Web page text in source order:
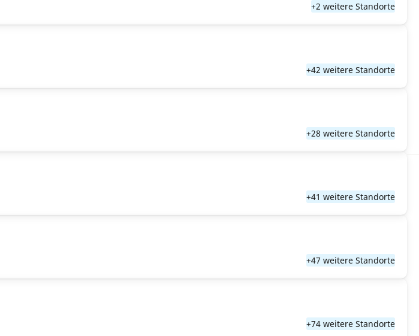
+2 weitere Standorte
+42 weitere Standorte
+28 weitere Standorte
+41 weitere Standorte
+47 weitere Standorte
+74 weitere Standorte